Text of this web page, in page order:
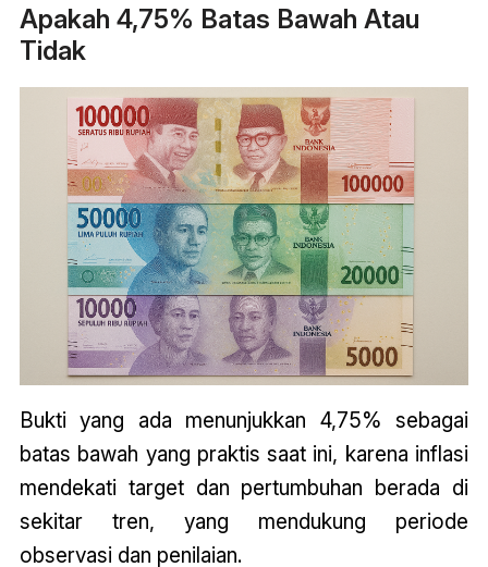
Apakah 4,75% Batas Bawah Atau
Tidak
Bukti yang ada menunjukkan 4,75% sebagai
batas bawah yang praktis saat ini, karena inflasi
mendekati target dan pertumbuhan berada di
sekitar tren, yang mendukung periode
observasi dan penilaian.